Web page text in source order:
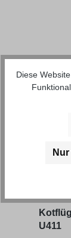
U411
Diese